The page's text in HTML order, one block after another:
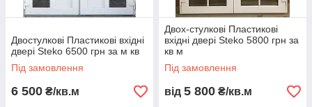
Двостулкові Пластикові вхідні
двері Steko 6500 грн за м кв
Під замовлення
6 500 ₴/кв.м
Двох-стулкові Пластикові
вхідні двері Steko 5800 грн за
кв м
Під замовлення
від 5 800 ₴/кв.м